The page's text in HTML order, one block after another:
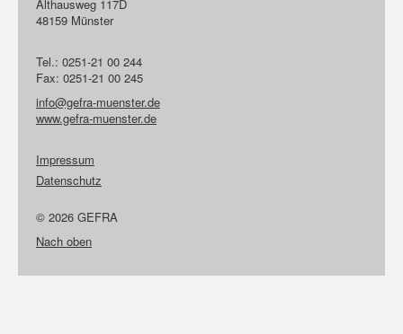
Althausweg 117D
48159 Münster
Tel.: 0251-21 00 244
Fax: 0251-21 00 245
info@gefra-muenster.de
www.gefra-muenster.de
Impressum
Datenschutz
© 2026 GEFRA
Nach oben